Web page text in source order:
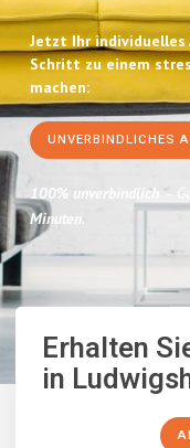
Jetzt Ihr individuelles
Schritt zu einem
machen:
UNVERBINDLICHES
100% unverbindlich –
Minuten.
Erhalten
in